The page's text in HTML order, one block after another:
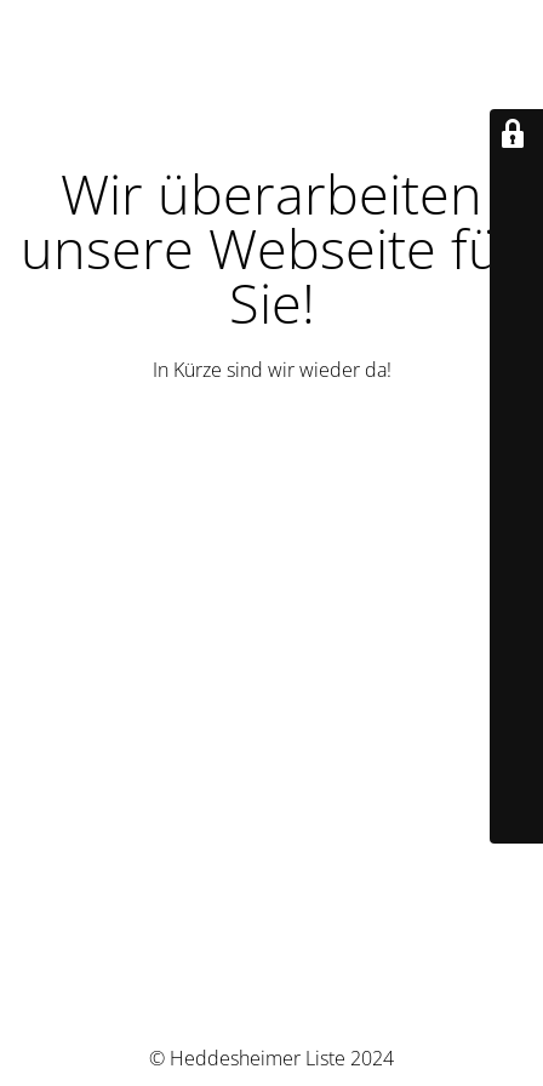
Wir überarbeiten
unsere Webseite für
Sie!
In Kürze sind wir wieder da!
© Heddesheimer Liste 2024